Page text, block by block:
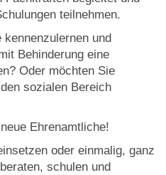
teilnehmen.
kennenzulernen und
Behinderung eine
Oder möchten Sie
sozialen Bereich
Ehrenamtliche!
oder einmalig, ganz
schulen und